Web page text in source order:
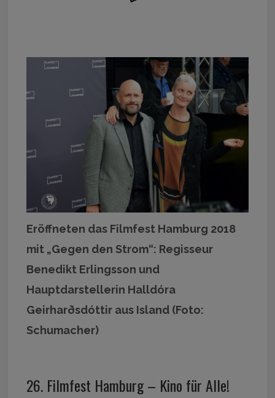
Eröffneten das Filmfest Hamburg 2018
mit „Gegen den Strom“: Regisseur
Benedikt Erlingsson und
Hauptdarstellerin Halldóra
Geirharðsdóttir aus Island (Foto:
Schumacher)
26. Filmfest Hamburg – Kino für Alle!